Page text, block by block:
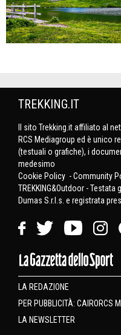
TREKKING.IT
Il sito Trekking.it affiliato al
RCS Mediagroup ed è unico
(testuali o grafiche), i
medesimo
Cookie Policy -Community
TREKKING&Outdoor -
Dumas S.r.l.s. e registrata
LA REDAZIONE
PER PUBBLICITÀ: CAIRORCS
LA NEWSLETTER